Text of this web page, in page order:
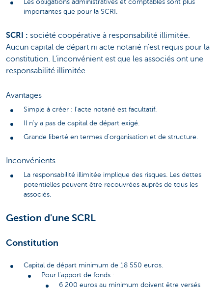
Les obligations administratives et comptables sont plus
importantes que pour la SCRI.
SCRI : société coopérative à responsabilité illimitée.
Aucun capital de départ ni acte notarié n'est requis pour la
constitution. L'inconvénient est que les associés ont une
responsabilité illimitée.
Avantages
Simple à créer : l'acte notarié est facultatif.
Il n'y a pas de capital de départ exigé.
Grande liberté en termes d'organisation et de structure.
Inconvénients
La responsabilité illimitée implique des risques. Les dettes
potentielles peuvent être recouvrées auprès de tous les
associés.
Gestion d'une SCRL
Constitution
Capital de départ minimum de 18 550 euros.
Pour l'apport de fonds :
6 200 euros au minimum doivent être versés